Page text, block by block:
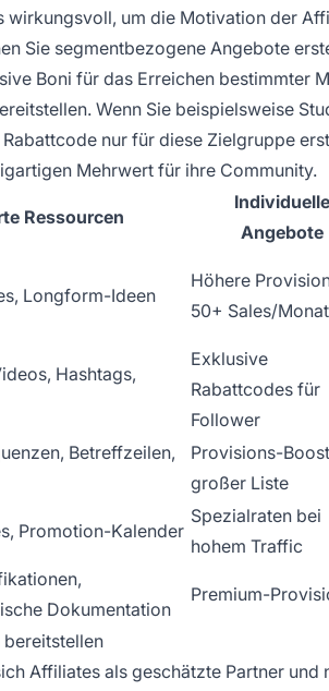
wirkungsvoll, um die Motivation der
Sie segmentbezogene Angebote
Boni für das Erreichen bestimmter
Wenn Sie beispielsweise
nur für diese Zielgruppe
Mehrwert für ihre Community.
Ressourcen
Individuelle
Angebote
Longform-Ideen
Höhere
50+ Sales/Monat
Hashtags,
Exklusive
Rabattcodes für
Follower
Betreffzeilen,
Provisions-
großer Liste
Promotion-Kalender
Spezialraten bei
hohem Traffic
Dokumentation
Premium-
Affiliates als geschätzte Partner und